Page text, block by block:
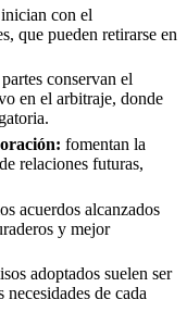
con el
que pueden retirarse en
conservan el
en el arbitraje, donde
fomentan la
relaciones futuras,
acuerdos alcanzados
y mejor
adoptados suelen ser
de cada